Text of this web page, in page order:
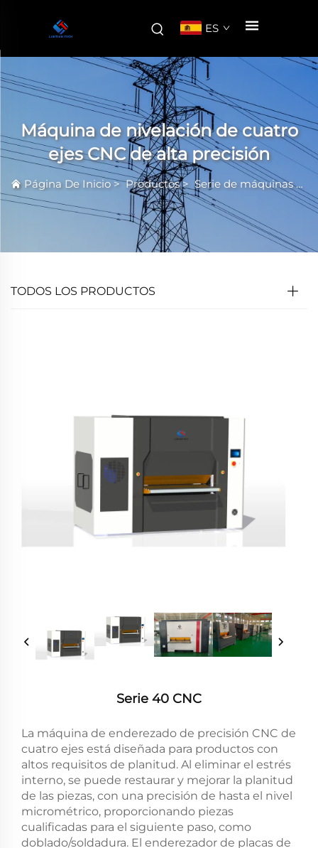
ES
Máquina de nivelación de cuatro
ejes CNC de alta precisión
Página De Inicio>Productos> Serie de máquinas aplanadoras de alta precisión
TODOS LOS PRODUCTOS
Serie 40 CNC
La máquina de enderezado de precisión CNC de
cuatro ejes está diseñada para productos con
altos requisitos de planitud. Al eliminar el estrés
interno, se puede restaurar y mejorar la planitud
de las piezas, con una precisión de hasta el nivel
micrométrico, proporcionando piezas
cualificadas para el siguiente paso, como
doblado/soldadura. El enderezador de placas de